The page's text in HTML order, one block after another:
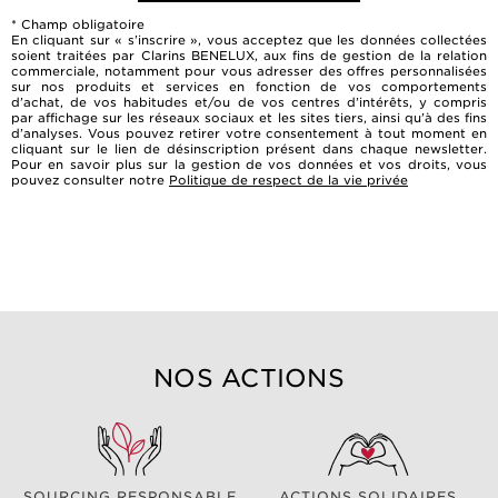
UV PLUS [5P] Anti-Pollution
Neutre
Découvrir
Multi-Active Jour - Toutes
peaux 30+
Hydra-Essentiel Bi-Sérum
V Shaping Facial Lift
Huile Lotus - Peaux mixtes ou
grasses
CORPS
AVANT LA GROSSESSE
PERTE DE FERMETÉ DE LA PEAU (EN CAS
DE NON-ALLAITEMENT)
* Champ obligatoire
En cliquant sur « s’inscrire », vous acceptez que les données collectées
soient traitées par Clarins BENELUX, aux fins de gestion de la relation
commerciale, notamment pour vous adresser des offres personnalisées
sur nos produits et services en fonction de vos comportements
d’achat, de vos habitudes et/ou de vos centres d’intérêts, y compris
par affichage sur les réseaux sociaux et les sites tiers, ainsi qu’à des fins
d’analyses. Vous pouvez retirer votre consentement à tout moment en
cliquant sur le lien de désinscription présent dans chaque newsletter.
Pour en savoir plus sur la gestion de vos données et vos droits, vous
pouvez consulter notre Politique de respect de la vie privée
NOS ACTIONS